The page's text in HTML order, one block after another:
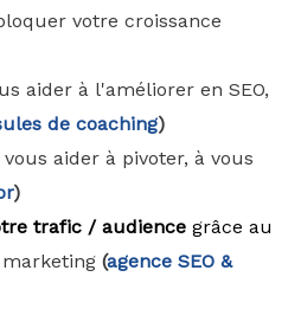
votre croissance
aider à l'améliorer en SEO,
de coaching)
vous aider à pivoter, à vous
)
trafic / audience grâce au
(agence SEO &